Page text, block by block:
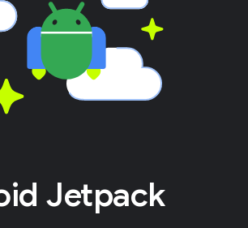
Jetpack